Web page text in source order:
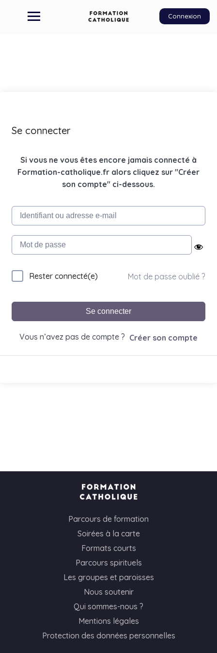
Connexion
Se connecter
Si vous ne vous êtes encore jamais connecté à
Formation-catholique.fr alors cliquez sur "Créer
son compte" ci-dessous.
Rester connecté(e) Mot de passe oublié ?
Se connecter
Vous n’avez pas de compte ? Créer son compte
Parcours de formation
Soirées à la carte
Formats courts
Parcours spirituels
Les groupes et paroisses
Nous soutenir
Qui sommes-nous ?
Mentions légales
Protection des données personnelles